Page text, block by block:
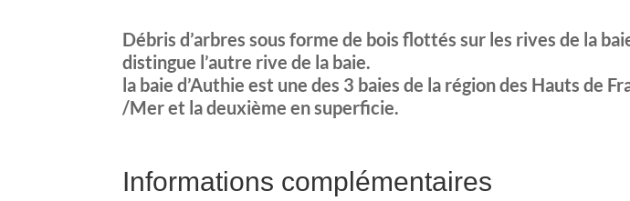
Débris d’arbres sous forme de bois flottés sur les rives de la
distingue l’autre rive de la baie.
la baie d’Authie est une des 3 baies de la région des Hauts de
/Mer et la deuxième en superficie.
Informations complémentaires